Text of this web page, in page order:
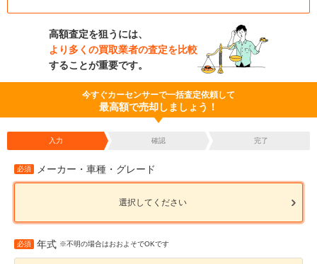
高額査定を狙うには、
より多くの買取業者の査定を比較
することが重要です。
今すぐカーセンサーで一括査定依頼して
最高額で売却しましょう！
入力 確認 完了
必須 メーカー・車種・グレード
選択してください
必須 年式 ※不明の場合はおおよそでOKです